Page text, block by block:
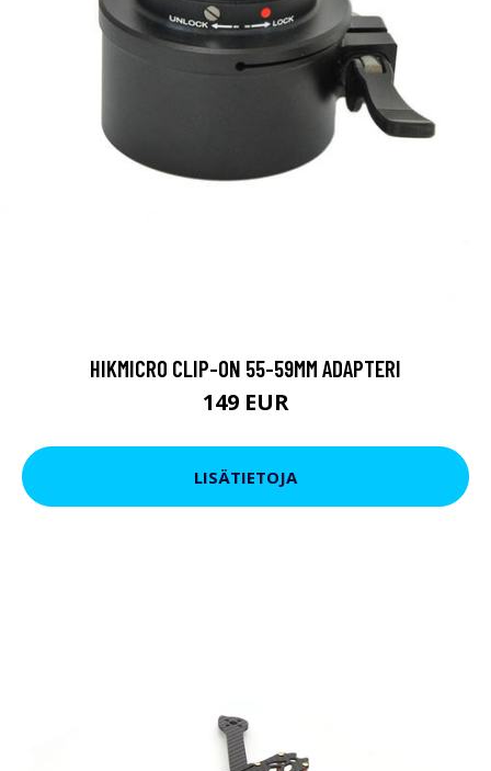
HIKMICRO CLIP-ON 55-59MM ADAPTERI
149 EUR
LISÄTIETOJA